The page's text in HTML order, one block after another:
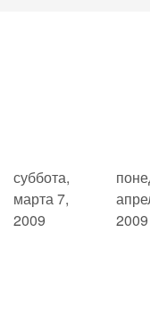
суббота,
марта 7,
2009